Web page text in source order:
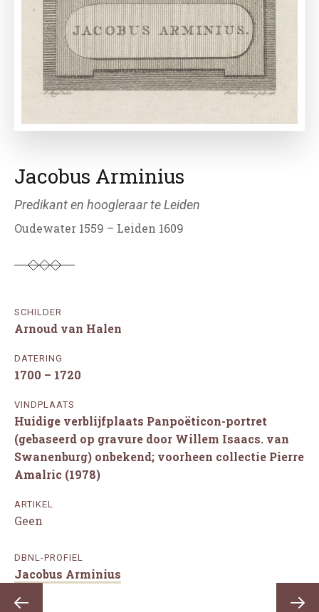
Jacobus Arminius
Predikant en hoogleraar te Leiden
Oudewater 1559 – Leiden 1609
SCHILDER
Arnoud van Halen
DATERING
1700 – 1720
VINDPLAATS
Huidige verblijfplaats Panpoëticon-portret
(gebaseerd op gravure door Willem Isaacs. van
Swanenburg) onbekend; voorheen collectie Pierre
Amalric (1978)
ARTIKEL
Geen
DBNL-PROFIEL
Jacobus Arminius